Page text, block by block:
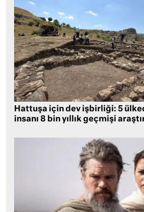
Hattuşa için dev işbirliği: 5
insanı 8 bin yıllık geçmişi